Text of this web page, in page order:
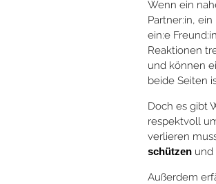
Wenn ein
Partner:in,
ein:e
Reaktionen
und können
beide Seiten
Doch es gibt
respektvoll
verlieren
schützenund
Außerdem